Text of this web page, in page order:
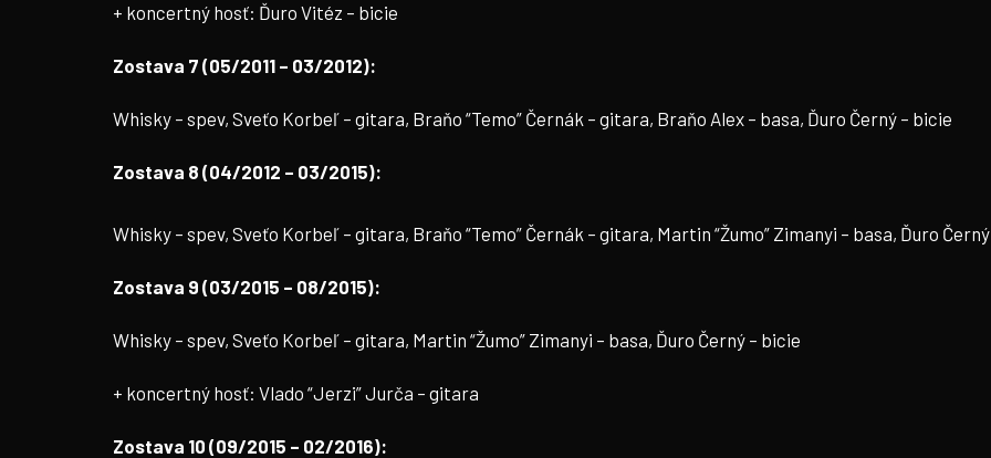
+ koncertný hosť: Ďuro Vitéz – bicie
Zostava 7 (05/2011 – 03/2012):
Whisky – spev, Sveťo Korbeľ – gitara, Braňo “Temo” Černák – gitara, Braňo Alex – basa, Ďuro Černý – bicie
Zostava 8 (04/2012 – 03/2015):
Whisky – spev, Sveťo Korbeľ – gitara, Braňo “Temo” Černák – gitara, Martin “Žumo” Zimanyi – basa, Ďuro
Zostava 9 (03/2015 – 08/2015):
Whisky – spev, Sveťo Korbeľ – gitara, Martin “Žumo” Zimanyi – basa, Ďuro Černý – bicie
+ koncertný hosť: Vlado “Jerzi” Jurča – gitara
Zostava 10 (09/2015 – 02/2016):